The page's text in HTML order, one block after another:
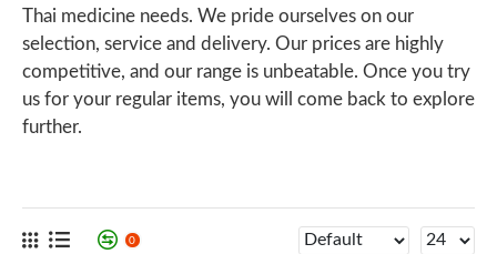
Thai medicine needs. We pride ourselves on our
selection, service and delivery. Our prices are highly
competitive, and our range is unbeatable. Once you try
us for your regular items, you will come back to explore
further.
0